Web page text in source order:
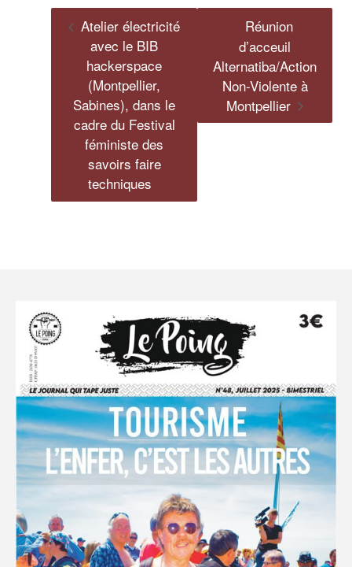
Atelier électricité
avec le BIB
hackerspace
(Montpellier,
Sabines), dans le
cadre du Festival
féministe des
savoirs faire
techniques
Réunion
d’acceuil
Alternatiba/Action
Non-Violente à
Montpellier